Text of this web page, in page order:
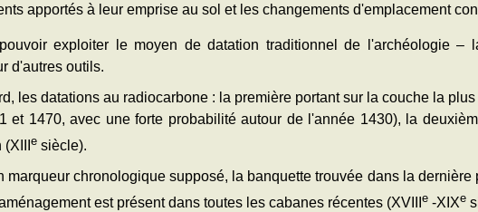
apportés à leur emprise au sol et les changements d'emplacement
exploiter le moyen de datation traditionnel de l'archéologie –
d'autres outils.
les datations au radiocarbone : la première portant sur la couche la
et 1470, avec une forte probabilité autour de l'année 1430), la
e siècle).
marqueur chronologique supposé, la banquette trouvée dans la
est présent dans toutes les cabanes récentes (XVIII e -XIXe